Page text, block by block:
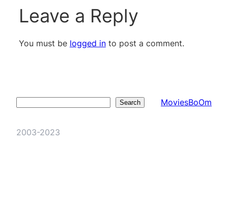
Leave a Reply
You must be logged into post a comment.
Search MoviesBoOm
2003-2023